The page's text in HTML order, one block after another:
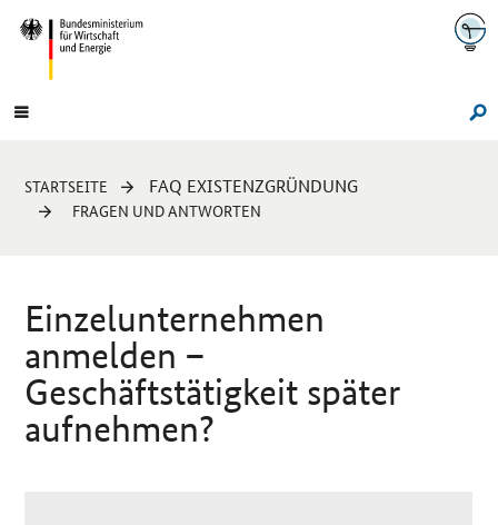
Navigation
Hauptmenü
Sie
sind
STARTSEITE FAQ EXISTENZGRÜNDUNG
FRAGEN UND ANTWORTEN
Einzelunternehmen
anmelden –
Geschäftstätigkeit später
aufnehmen?